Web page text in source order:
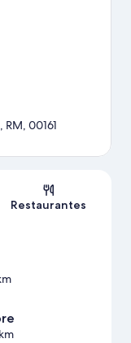
RM, 00161
Restaurantes